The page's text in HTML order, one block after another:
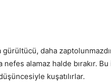
daha
nefes alamaz halde bırakır.
kuşatılırlar.